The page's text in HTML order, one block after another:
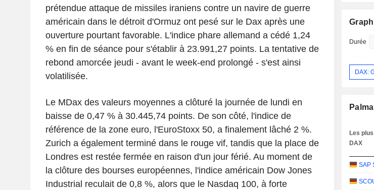
prétendue attaque de missiles iraniens contre un navire de guerre
américain dans le détroit d'Ormuz ont pesé sur le Dax après une
ouverture pourtant favorable. L'indice phare allemand a cédé 1,24
% en fin de séance pour s'établir à 23.991,27 points. La tentative de
rebond amorcée jeudi - avant le week-end prolongé - s'est ainsi
volatilisée.
Le MDax des valeurs moyennes a clôturé la journée de lundi en
baisse de 0,47 % à 30.445,74 points. De son côté, l'indice de
référence de la zone euro, l'EuroStoxx 50, a finalement lâché 2 %.
Zurich a également terminé dans le rouge vif, tandis que la place de
Londres est restée fermée en raison d'un jour férié. Au moment de
la clôture des bourses européennes, l'indice américain Dow Jones
Industrial reculait de 0,8 %, alors que le Nasdaq 100, à forte
Durée
DAX:
Les
DAX
SAP